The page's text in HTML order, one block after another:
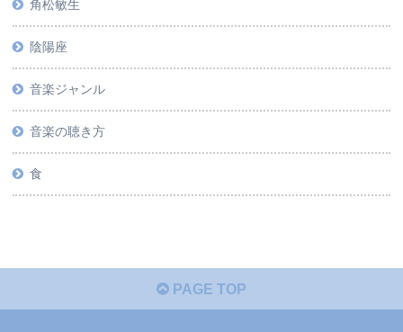
角松敏生
陰陽座
音楽ジャンル
音楽の聴き方
食
PAGE TOP